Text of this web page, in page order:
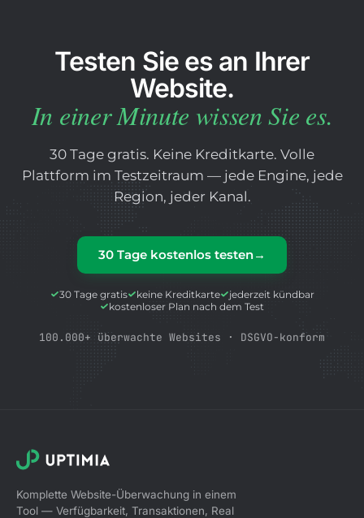
Testen Sie es an Ihrer
Website.
In einer Minute wissen Sie es.
30 Tage gratis. Keine Kreditkarte. Volle
Plattform im Testzeitraum — jede Engine, jede
Region, jeder Kanal.
30 Tage kostenlos testen→
30 Tage gratis keine Kreditkarte
jederzeit kündbar
kostenloser Plan nach dem Test
100.000+ überwachte Websites · DSGVO-konform
Komplette Website-Überwachung in einem
Tool — Verfügbarkeit, Transaktionen, Real